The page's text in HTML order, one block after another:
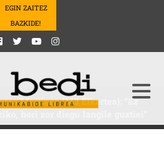
EGIN ZAITEZ
BAZKIDE!
Martinez (M3 Elkartea): “Ez